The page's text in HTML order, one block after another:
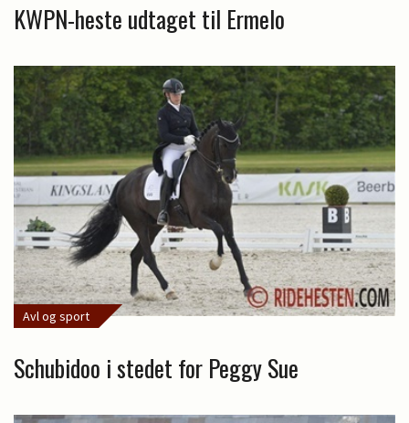
KWPN-heste udtaget til Ermelo
Avl og sport
Schubidoo i stedet for Peggy Sue